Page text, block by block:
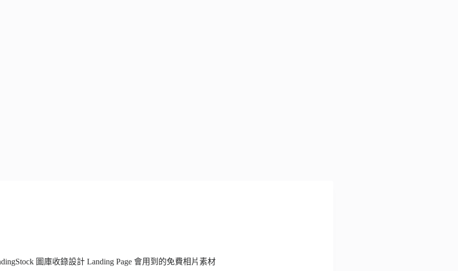
圖庫收錄設計 Landing Page 會用到的免費相片素材